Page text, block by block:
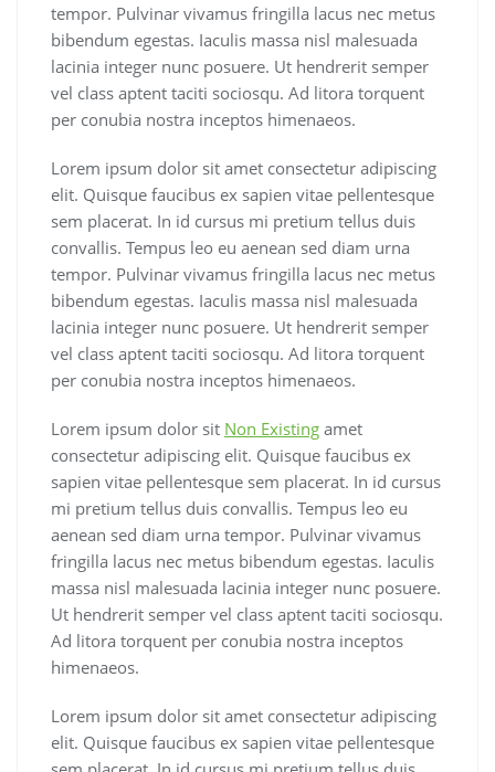
tempor. Pulvinar vivamus fringilla lacus nec metus
bibendum egestas. Iaculis massa nisl malesuada
lacinia integer nunc posuere. Ut hendrerit semper
vel class aptent taciti sociosqu. Ad litora torquent
per conubia nostra inceptos himenaeos.
Lorem ipsum dolor sit amet consectetur adipiscing
elit. Quisque faucibus ex sapien vitae pellentesque
sem placerat. In id cursus mi pretium tellus duis
convallis. Tempus leo eu aenean sed diam urna
tempor. Pulvinar vivamus fringilla lacus nec metus
bibendum egestas. Iaculis massa nisl malesuada
lacinia integer nunc posuere. Ut hendrerit semper
vel class aptent taciti sociosqu. Ad litora torquent
per conubia nostra inceptos himenaeos.
Lorem ipsum dolor sit Non Existing amet
consectetur adipiscing elit. Quisque faucibus ex
sapien vitae pellentesque sem placerat. In id cursus
mi pretium tellus duis convallis. Tempus leo eu
aenean sed diam urna tempor. Pulvinar vivamus
fringilla lacus nec metus bibendum egestas. Iaculis
massa nisl malesuada lacinia integer nunc posuere.
Ut hendrerit semper vel class aptent taciti sociosqu.
Ad litora torquent per conubia nostra inceptos
himenaeos.
Lorem ipsum dolor sit amet consectetur adipiscing
elit. Quisque faucibus ex sapien vitae pellentesque